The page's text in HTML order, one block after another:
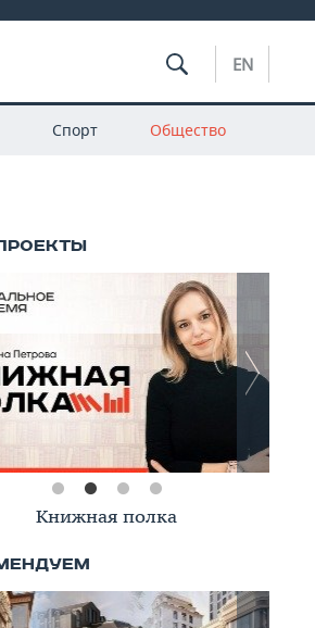
EN
Спорт Общество
Книжная полка